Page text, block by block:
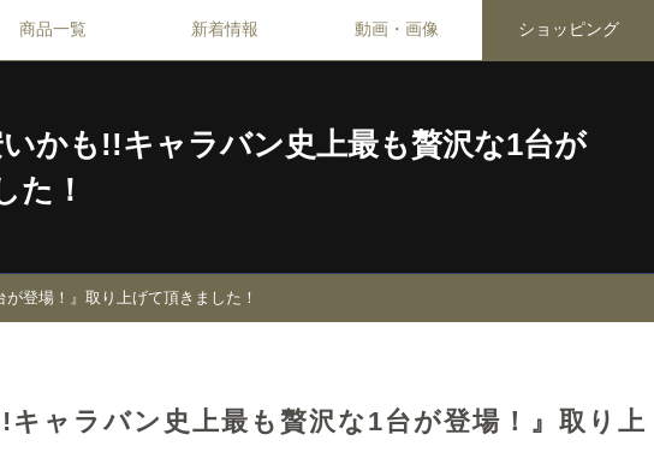
商品一覧 新着情報 動画・画像 ショッピング
かも!!キャラバン史上最も贅沢な1台が
た！
登場！』取り上げて頂きました！
ャラバン史上最も贅沢な1台が登場！』取り上